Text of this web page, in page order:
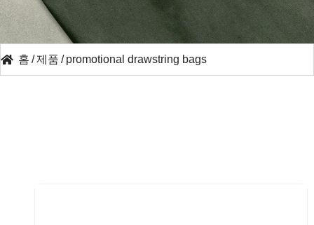
홈 /제품 / promotional drawstring bags